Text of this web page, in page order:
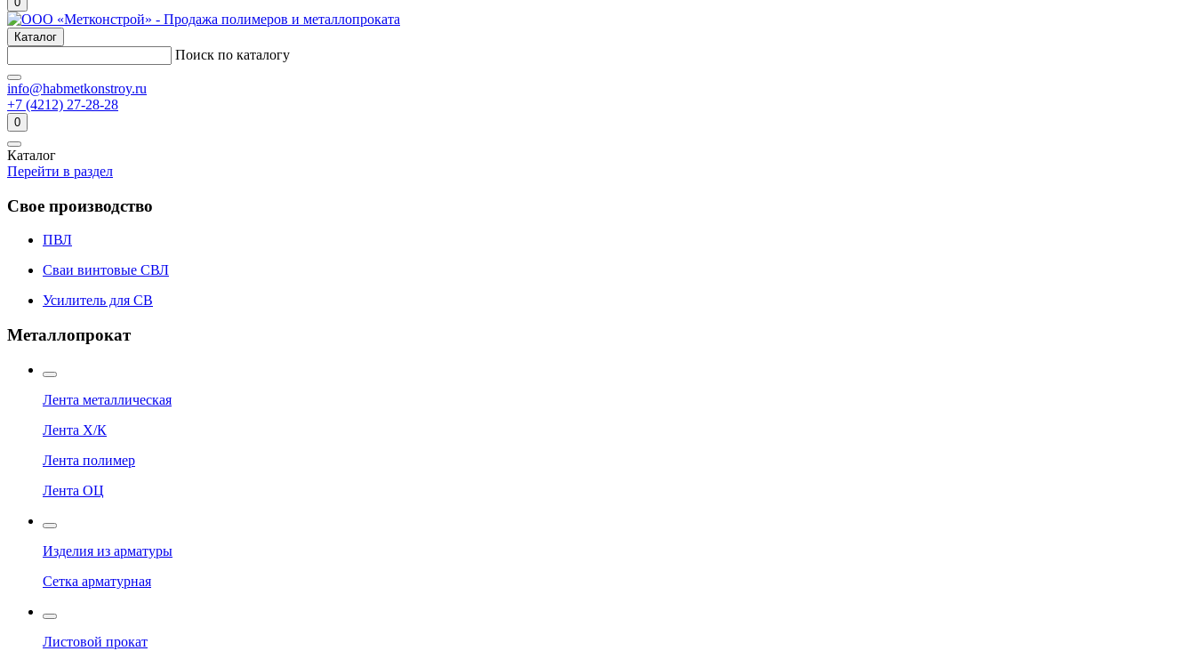
Каталог
Поиск по каталогу
info@habmetkonstroy.ru
+7 (4212) 27-28-28
0
Каталог
Перейти в раздел
Свое производство
ПВЛ
Сваи винтовые СВЛ
Усилитель для СВ
Металлопрокат
Лента металлическая
Лента Х/К
Лента полимер
Лента ОЦ
Изделия из арматуры
Сетка арматурная
Листовой прокат